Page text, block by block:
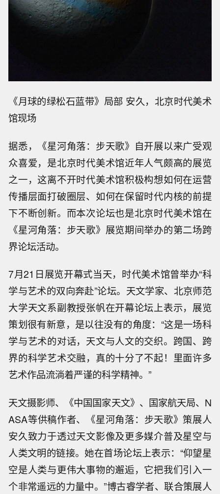
《月球的绿松石蓝带》局部 安久，北京时代美术
馆现场
据悉，《星河角落：步天歌》自开展以来广受观
众喜爱，是北京时代美术馆近年人气颇高的展览
之一，这离不开时代美术馆积极构想如何在运营
传播层面打破圈层、如何在保留时代内核的前提
下不断创新。而本次论坛也是北京时代美术馆在
《星河角落：步天歌》展览期间举办的第二场跨
界论坛活动。
7月21日展览开幕式当天，时代美术馆曾举办“科
学与艺术的双向奔赴”论坛。天文学家、北京师范
大学天文系副教授张帆在开幕论坛上表示，展览
策划很有新意，是以往没有的角度：“这是一场科
学与艺术的对话，天文与人文的交织。跨国、跨
界的科学艺术交融，真的十分了不起！里面许多
艺术作品流淌着严谨的科学精神。”
天文摄影师、《中国国家天文》、国家航天局、N
ASA等供稿作者、《星河角落：步天歌》策展人
安久致力于透过天文影像及更多媒介普及星空与
人类文明的链接。她在首场论坛上表示：“仰望星
空是人类与更伟大事物的邂逅，它把我们引入一
个非常遥远的力量中。”博古睿学者、联合策展人